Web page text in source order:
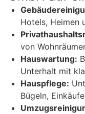
Hotels, Heimen
von
Hauswartung:
Unterhalt mit
Hauspflege:
Bügeln,